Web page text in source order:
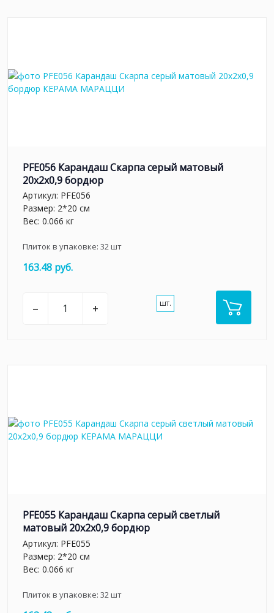
PFE056 Карандаш Скарпа серый матовый
20x2x0,9 бордюр
Артикул: PFE056
Размер: 2*20 см
Вес: 0.066 кг
Плиток в упаковке: 32шт
163.48 руб.
– + шт.
PFE055 Карандаш Скарпа серый светлый
матовый 20x2x0,9 бордюр
Артикул: PFE055
Размер: 2*20 см
Вес: 0.066 кг
Плиток в упаковке: 32шт